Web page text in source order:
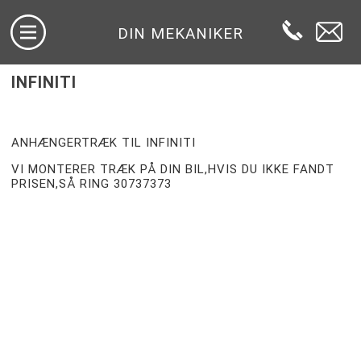
DIN MEKANIKER
INFINITI
ANHÆNGERTRÆK TIL INFINITI
VI MONTERER TRÆK PÅ DIN BIL,HVIS DU IKKE FANDT
PRISEN,SÅ RING 30737373